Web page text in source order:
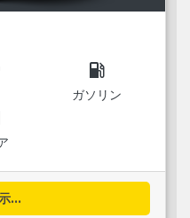
local_gas_station
ガソリン
...